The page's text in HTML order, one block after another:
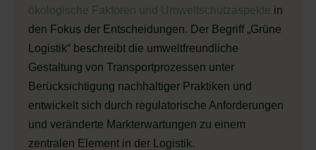
ökologische Faktoren und Umweltschutzaspekte in
den Fokus der Entscheidungen. Der Begriff „Grüne
Logistik“ beschreibt die umweltfreundliche
Gestaltung von Transportprozessen unter
Berücksichtigung nachhaltiger Praktiken und
entwickelt sich durch regulatorische Anforderungen
und veränderte Markterwartungen zu einem
zentralen Element in der Logistik.